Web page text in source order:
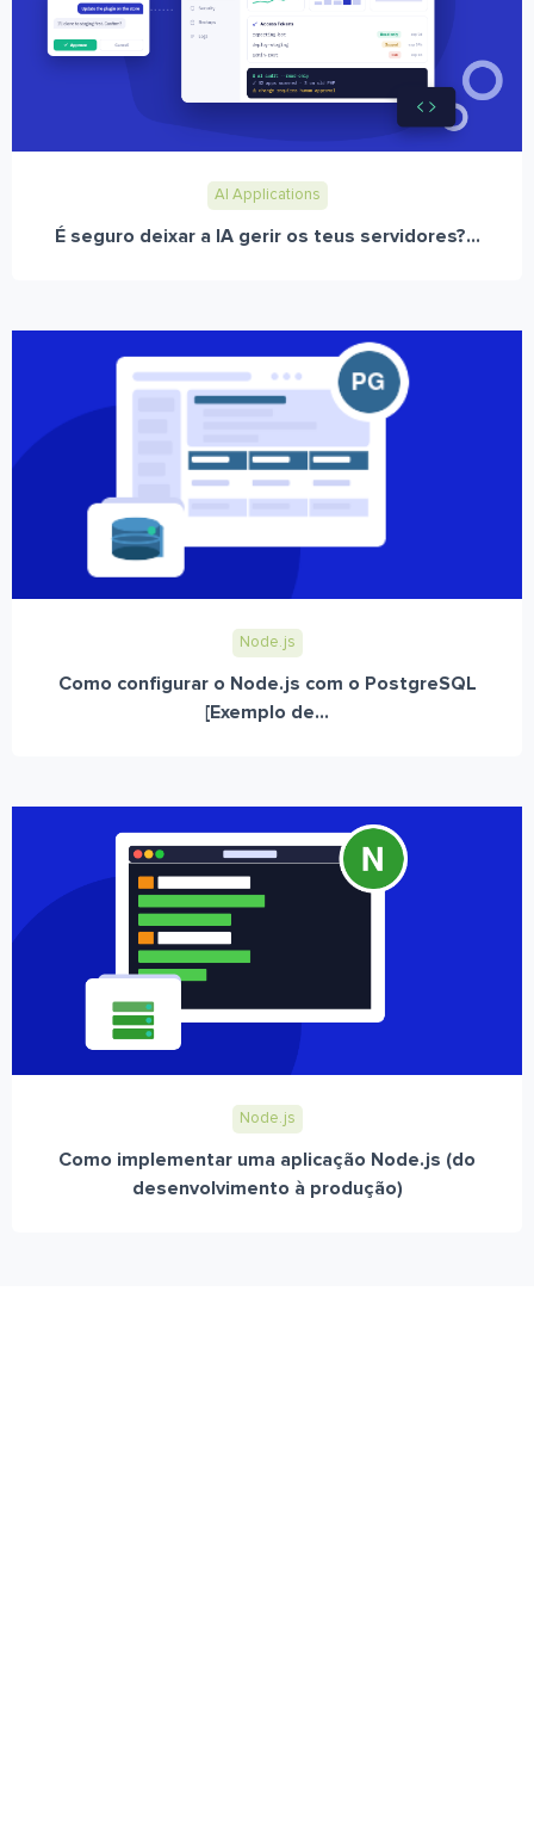
AI Applications
É seguro deixar a IA gerir os teus servidores?...
Node.js
Como configurar o Node.js com o PostgreSQL
[Exemplo de...
Node.js
Como implementar uma aplicação Node.js (do
desenvolvimento à produção)